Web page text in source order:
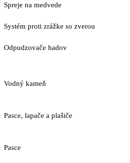
Spreje na medvede
Systém proti zrážke so zverou
Odpudzovače hadov
Vodný kameň
Pasce, lapače a plašiče
Pasce